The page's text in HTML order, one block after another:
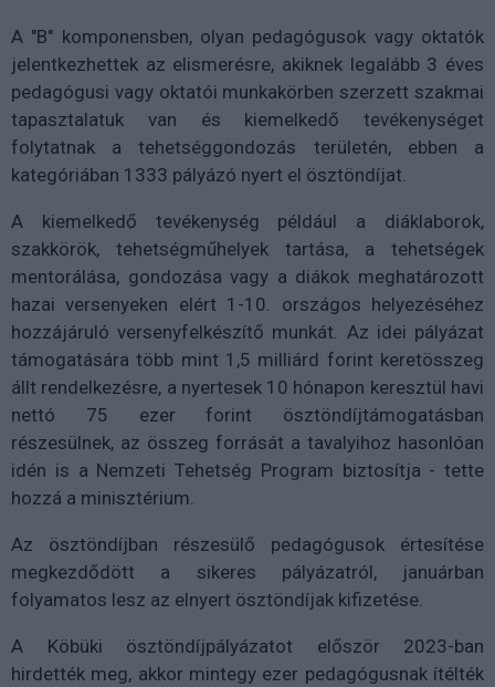
A "B" komponensben, olyan pedagógusok vagy oktatók
jelentkezhettek az elismerésre, akiknek legalább 3 éves
pedagógusi vagy oktatói munkakörben szerzett szakmai
tapasztalatuk van és kiemelkedő tevékenységet
folytatnak a tehetséggondozás területén, ebben a
kategóriában 1333 pályázó nyert el ösztöndíjat.
A kiemelkedő tevékenység például a diáklaborok,
szakkörök, tehetségműhelyek tartása, a tehetségek
mentorálása, gondozása vagy a diákok meghatározott
hazai versenyeken elért 1-10. országos helyezéséhez
hozzájáruló versenyfelkészítő munkát. Az idei pályázat
támogatására több mint 1,5 milliárd forint keretösszeg
állt rendelkezésre, a nyertesek 10 hónapon keresztül havi
nettó 75 ezer forint ösztöndíjtámogatásban
részesülnek, az összeg forrását a tavalyihoz hasonlóan
idén is a Nemzeti Tehetség Program biztosítja - tette
hozzá a minisztérium.
Az ösztöndíjban részesülő pedagógusok értesítése
megkezdődött a sikeres pályázatról, januárban
folyamatos lesz az elnyert ösztöndíjak kifizetése.
A Köbüki ösztöndíjpályázatot először 2023-ban
hirdették meg, akkor mintegy ezer pedagógusnak ítélték